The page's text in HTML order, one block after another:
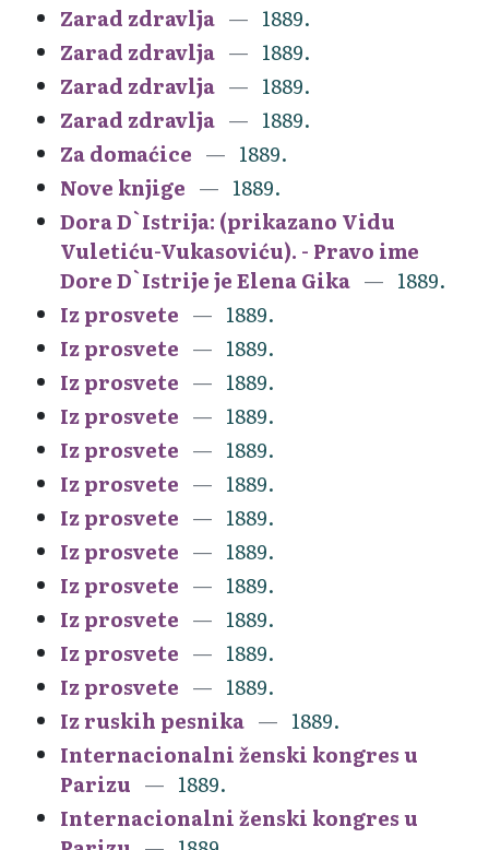
Zarad zdravlja
1889.
Zarad zdravlja
1889.
Zarad zdravlja
1889.
Zarad zdravlja
1889.
Za domaćice
1889.
Nove knjige
1889.
Dora D`Istrija: (prikazano Vidu
Vuletiću-Vukasoviću). - Pravo ime
Dore D`Istrije je Elena Gika
1889.
Iz prosvete
1889.
Iz prosvete
1889.
Iz prosvete
1889.
Iz prosvete
1889.
Iz prosvete
1889.
Iz prosvete
1889.
Iz prosvete
1889.
Iz prosvete
1889.
Iz prosvete
1889.
Iz prosvete
1889.
Iz prosvete
1889.
Iz prosvete
1889.
Iz ruskih pesnika
1889.
Internacionalni ženski kongres u
Parizu
1889.
Internacionalni ženski kongres u